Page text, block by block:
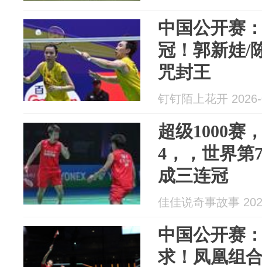
中国公开赛
冠！郭新娃/
咒封王
钉钉陌上花开
超级1000赛
4，，世界第
成三连冠
佳佳说奇事故事
中国公开赛
求！凤凰组